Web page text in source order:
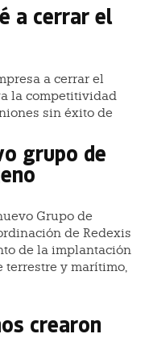
a cerrar el
a cerrar el
la competitividad
sin éxito de
grupo de
Grupo de
de Redexis
de la implantación
terrestre y marítimo,
crearon